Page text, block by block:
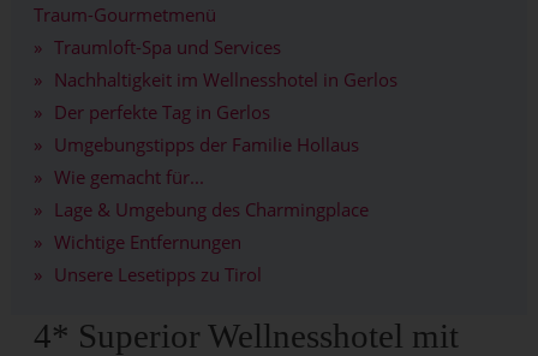
Traum-Gourmetmenü
Traumloft-Spa und Services
Nachhaltigkeit im Wellnesshotel in Gerlos
Der perfekte Tag in Gerlos
Umgebungstipps der Familie Hollaus
Wie gemacht für...
Lage & Umgebung des Charmingplace
Wichtige Entfernungen
Unsere Lesetipps zu Tirol
4* Superior Wellnesshotel mit